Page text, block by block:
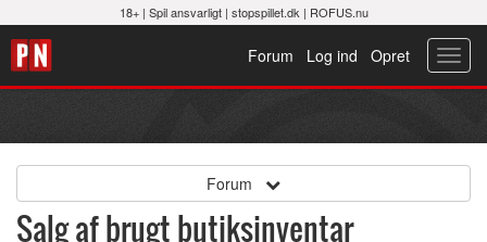
18+ | Spil ansvarligt| stopspillet.dk | ROFUS.nu
Opret
Log ind
Forum
Forum
Salg af brugt butiksinventar